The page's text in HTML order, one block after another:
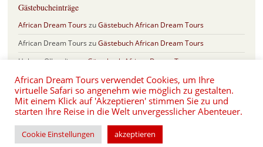
Gästebucheinträge
African Dream TourszuGästebuch African Dream Tours
African Dream Tours zuGästebuch African Dream Tours
Helmut OlberdingzuGästebuch African Dream Tours
Sabine & FrankzuGästebuch African Dream Tours
Eva und Hartmut SchönfeldzuSafari Jubiläum mit 17 Jahren African
Dream Tours
African Dream Tours verwendet Cookies, um Ihre
virtuelle Safari so angenehm wie möglich zu gestalten.
Mit einem Klick auf 'Akzeptieren' stimmen Sie zu und
starten Ihre Reise in die Welt unvergesslicher Abenteuer.
Cookie Einstellungen akzeptieren